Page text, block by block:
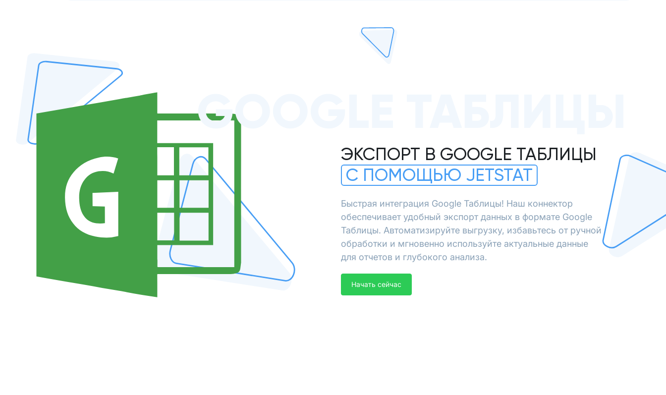
GOOGLE ТАБЛИЦЫ
ЭКСПОРТ В GOOGLE ТАБЛИЦЫ
С ПОМОЩЬЮ JETSTAT
Быстрая интеграция Google Таблицы! Наш коннектор
обеспечивает удобный экспорт данных в формате Google
Таблицы. Автоматизируйте выгрузку, избавьтесь от ручной
обработки и мгновенно используйте актуальные данные
для отчетов и глубокого анализа.
Начать сейчас